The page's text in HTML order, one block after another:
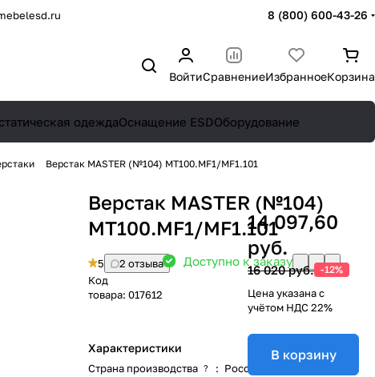
8 (800) 600-43-26
ВойтиСравнениеИзбранноеКорзина
одеждаОснащение ESDОборудование
Верстак MASTER (№104) MT100.MF1/MF1.101
Верстак MASTER (№104)
MT100.MF1/MF1.101
5
2 отзыва
Код
товара: 017612
Доступно к заказу
Характеристики
Страна производства ? : Россия
14 097,60
руб.
16 020 руб. -12%
Цена указана с
учётом НДС 22%
В корзину